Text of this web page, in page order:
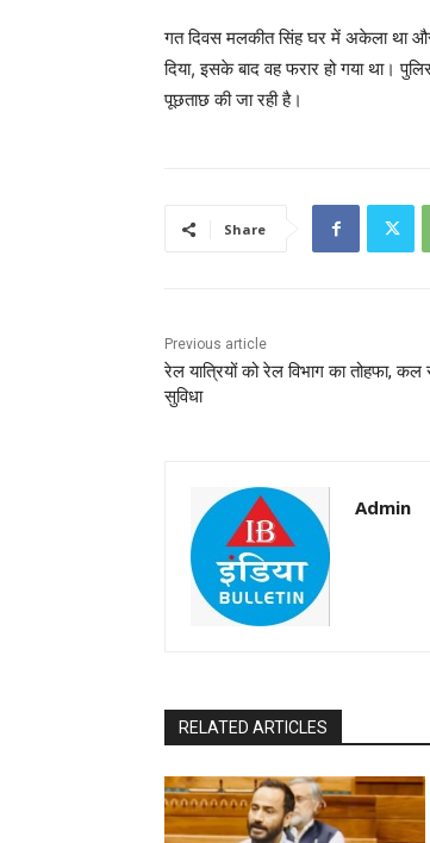
गत दिवस मलकीत सिंह घर में अकेला था
दिया, इसके बाद वह फरार हो गया था।
पूछताछ की जा रही है।
Share
Previous article
रेल यात्रियों को रेल विभाग का तोहफा,
सुविधा
Admin
RELATED ARTICLES